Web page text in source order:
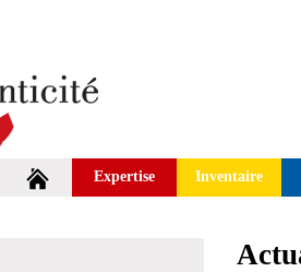
Expertise Inventaire